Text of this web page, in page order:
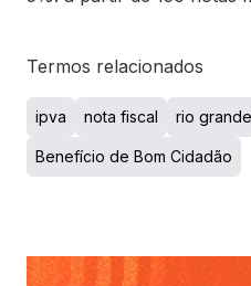
Termos relacionados
ipva nota fiscal rio
Benefício de Bom Cidadão